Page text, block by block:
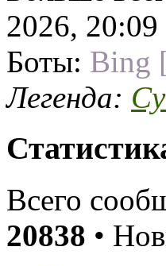
2026, 20:09
Боты: Bing
Легенда:
Всего
20838 •